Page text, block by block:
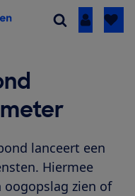
Inloggen
lanceert een
Hiermee
zien of